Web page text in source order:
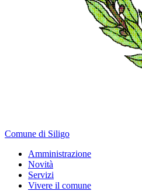
Comune di Siligo
Amministrazione
Novità
Servizi
Vivere il comune